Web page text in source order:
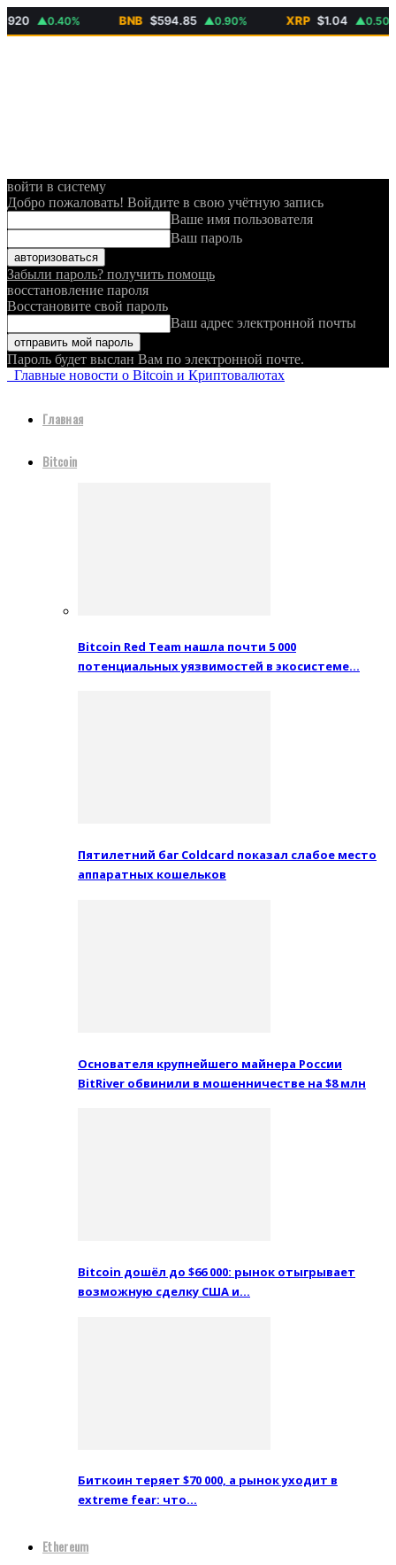
▲0.40% $594.85 ▲0.90% $1.04 ▲0.50%
войти в систему
Добро пожаловать! Войдите в свою учётную запись
Ваше имя пользователя
Ваш пароль
Забыли пароль? получить помощь
восстановление пароля
Восстановите свой пароль
Ваш адрес электронной почты
Пароль будет выслан Вам по электронной почте.
Главные новости о Bitcoin и Криптовалютах
Главная
Bitcoin
Bitcoin Red Team нашла почти 5 000
потенциальных уязвимостей в экосистеме…
Пятилетний баг Coldcard показал слабое место
аппаратных кошельков
Основателя крупнейшего майнера России
BitRiver обвинили в мошенничестве на $8 млн
Bitcoin дошёл до $66 000: рынок отыгрывает
возможную сделку США и…
Биткоин теряет $70 000, а рынок уходит в
extreme fear: что…
Ethereum